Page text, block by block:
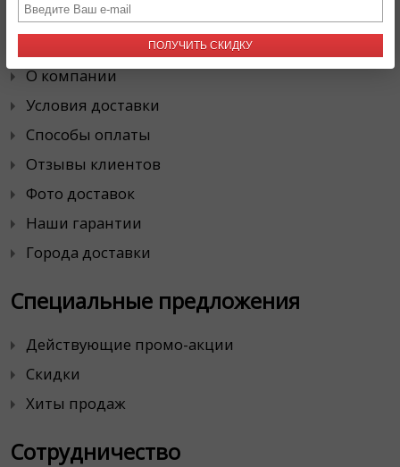
Наша Служба Доставки
О компании
Условия доставки
Способы оплаты
Отзывы клиентов
Фото доставок
Наши гарантии
Города доставки
Специальные предложения
Действующие промо-акции
Скидки
Хиты продаж
Сотрудничество
ПОЛУЧИТЬ СКИДКУ